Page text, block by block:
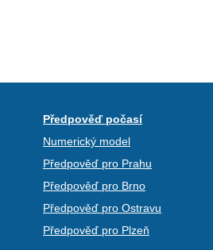
Předpověď počasí
Numerický model
Předpověď pro Prahu
Předpověď pro Brno
Předpověď pro Ostravu
Předpověď pro Plzeň